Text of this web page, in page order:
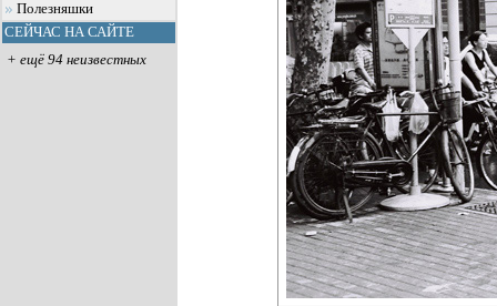
Полезняшки
СЕЙЧАС НА САЙТЕ
+ ещё 94 неизвестных